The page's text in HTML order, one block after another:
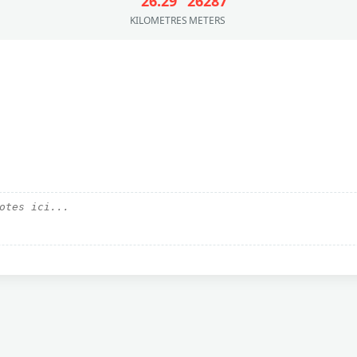
KILOMETRES METERS